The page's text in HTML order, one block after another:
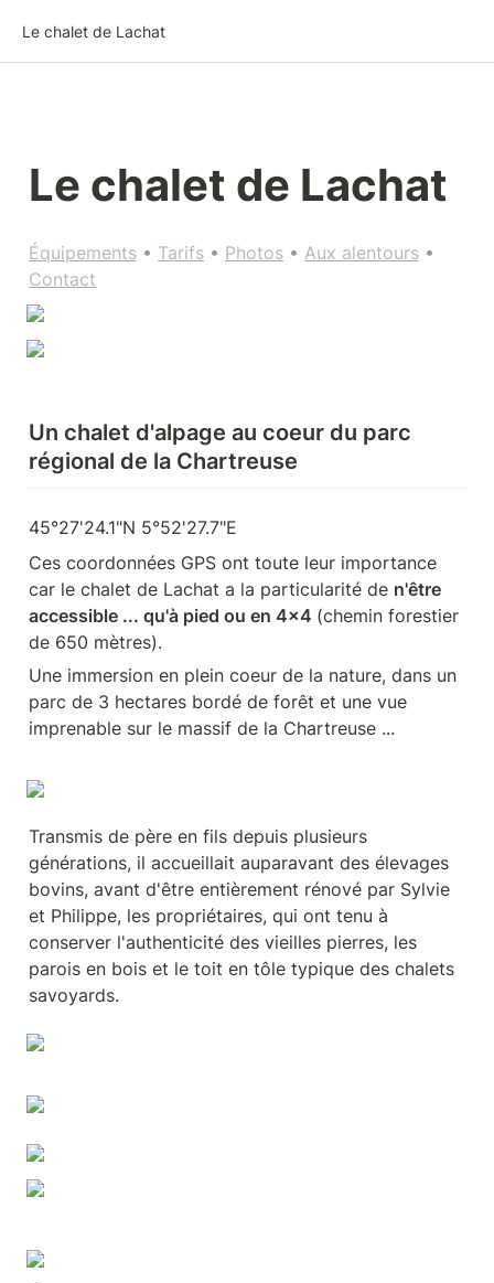
Le chalet de Lachat
Le chalet de Lachat
Équipements • Tarifs • Photos • Aux alentours
Contact
Un chalet d'alpage au coeur du parc
régional de la Chartreuse
45°27'24.1"N 5°52'27.7"E
Ces coordonnées GPS ont toute leur importance
car le chalet de Lachat a la particularité de n'être
accessible ... qu'à pied ou en 4x4 (chemin forestier
de 650 mètres).
Une immersion en plein coeur de la nature, dans un
parc de 3 hectares bordé de forêt et une vue
imprenable sur le massif de la Chartreuse ...
Transmis de père en fils depuis plusieurs
générations, il accueillait auparavant des élevages
bovins, avant d'être entièrement rénové par Sylvie
et Philippe, les propriétaires, qui ont tenu à
conserver l'authenticité des vieilles pierres, les
parois en bois et le toit en tôle typique des chalets
savoyards.